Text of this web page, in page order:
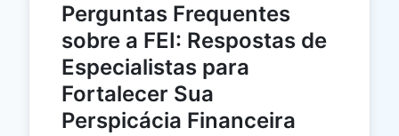
Perguntas Frequentes
sobre a FEI: Respostas de
Especialistas para
Fortalecer Sua
Perspicácia Financeira